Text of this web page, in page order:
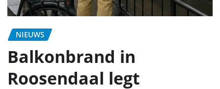
NIEUWS
Balkonbrand in
Roosendaal legt